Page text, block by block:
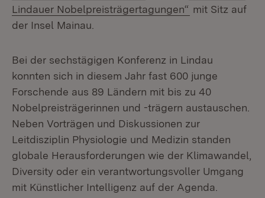
Lindauer Nobelpreisträgertagungen“ (Öffnet in
mit Sitz auf
der Insel Mainau.
Bei der sechstägigen Konferenz in Lindau
konnten sich in diesem Jahr fast 600 junge
Forschende aus 89 Ländern mit bis zu 40
Nobelpreisträgerinnen und -trägern austauschen.
Neben Vorträgen und Diskussionen zur
Leitdisziplin Physiologie und Medizin standen
globale Herausforderungen wie der Klimawandel,
Diversity oder ein verantwortungsvoller Umgang
mit Künstlicher Intelligenz auf der Agenda.